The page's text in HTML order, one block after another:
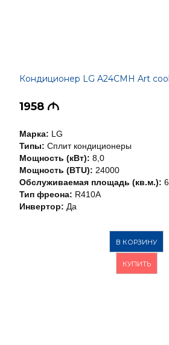
Кондиционер LG A24CMH Art
1958 M
Марка: LG
Типы: Сплит кондиционеры
Мощность (кВт): 8,0
Мощность (BTU): 24000
Обслуживаемая площадь (кв.м.):
Тип фреона: R410A
Инвертор: Да
В КОРЗИНУ
КУПИТЬ